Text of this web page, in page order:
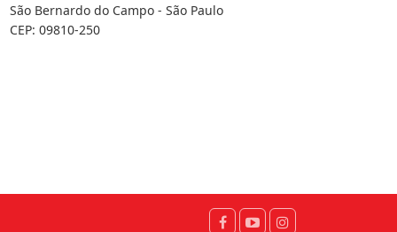
São Bernardo do Campo - São Paulo
CEP: 09810-250